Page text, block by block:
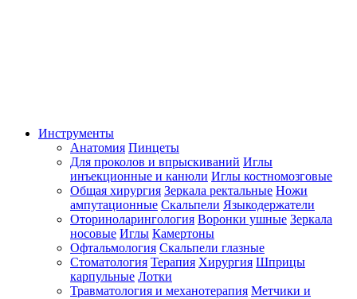
Инструменты
Анатомия Пинцеты
Для проколов и впрыскиваний Иглы
инъекционные и канюли Иглы костномозговые
Общая хирургия Зеркала ректальные Ножи
ампутационные Скальпели Языкодержатели
Оториноларингология Воронки ушные Зеркала
носовые Иглы Камертоны
Офтальмология Скальпели глазные
Стоматология Терапия Хирургия Шприцы
карпульные Лотки
Травматология и механотерапия Метчики и